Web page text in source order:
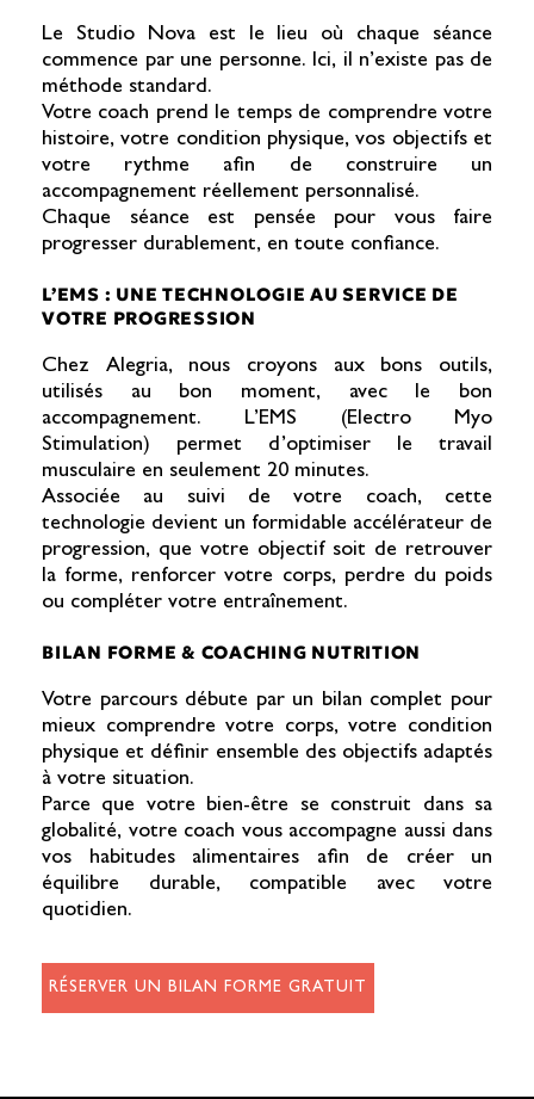
Le Studio Nova est le lieu où chaque séance
commence par une personne. Ici, il n’existe pas de
méthode standard.
Votre coach prend le temps de comprendre votre
histoire, votre condition physique, vos objectifs et
votre rythme afin de construire un
accompagnement réellement personnalisé.
Chaque séance est pensée pour vous faire
progresser durablement, en toute confiance.
L’EMS : UNE TECHNOLOGIE AU SERVICE DE
VOTRE PROGRESSION
Chez Alegria, nous croyons aux bons outils,
utilisés au bon moment, avec le bon
accompagnement. L’EMS (Electro Myo
Stimulation) permet d’optimiser le travail
musculaire en seulement 20 minutes.
Associée au suivi de votre coach, cette
technologie devient un formidable accélérateur de
progression, que votre objectif soit de retrouver
la forme, renforcer votre corps, perdre du poids
ou compléter votre entraînement.
BILAN FORME & COACHING NUTRITION
Votre parcours débute par un bilan complet pour
mieux comprendre votre corps, votre condition
physique et définir ensemble des objectifs adaptés
à votre situation.
Parce que votre bien-être se construit dans sa
globalité, votre coach vous accompagne aussi dans
vos habitudes alimentaires afin de créer un
équilibre durable, compatible avec votre
quotidien.
RÉSERVER UN BILAN FORME GRATUIT